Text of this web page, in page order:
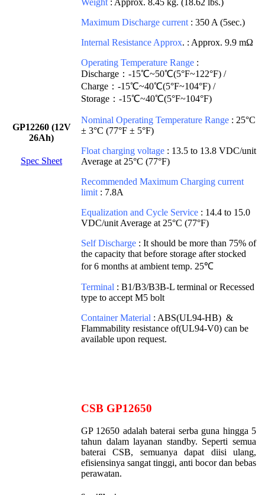
GP12260 (12V
26Ah)
Spec Sheet
Maximum Discharge current : 350 A (5sec.)
Internal Resistance Approx. : Approx. 9.9 mΩ
Operating Temperature Range :
Discharge：-15℃~50℃(5°F~122°F) /
Charge：-15℃~40℃(5°F~104°F) /
Storage：-15℃~40℃(5°F~104°F)
Nominal Operating Temperature Range : 25°C
± 3°C (77°F ± 5°F)
Float charging voltage : 13.5 to 13.8 VDC/unit
Average at 25°C (77°F)
Recommended Maximum Charging current
limit : 7.8A
Equalization and Cycle Service : 14.4 to 15.0
VDC/unit Average at 25°C (77°F)
Self Discharge : It should be more than 75% of
the capacity that before storage after stocked
for 6 months at ambient temp. 25℃
Terminal : B1/B3/B3B-L terminal or Recessed
type to accept M5 bolt
Container Material : ABS(UL94-HB) &
Flammability resistance of(UL94-V0) can be
available upon request.
CSB GP12650
GP 12650 adalah baterai serba guna hingga 5
tahun dalam layanan standby. Seperti semua
baterai CSB, semuanya dapat diisi ulang,
efisiensinya sangat tinggi, anti bocor dan bebas
perawatan.